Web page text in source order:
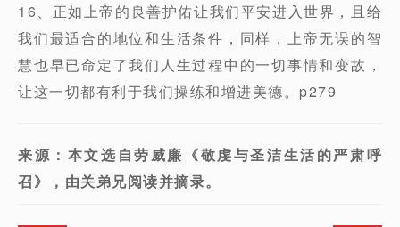
16、正如上帝的良善护佑让我们平安进入世界，且给
我们最适合的地位和生活条件，同样，上帝无误的智
慧也早已命定了我们人生过程中的一切事情和变故，
让这一切都有利于我们操练和增进美德。p279
来源：本文选自劳威廉《敬虔与圣洁生活的严肃呼
召》，由关弟兄阅读并摘录。